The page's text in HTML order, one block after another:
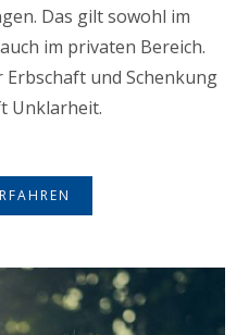
Das gilt sowohl im
im privaten Bereich.
Erbschaft und Schenkung
Unklarheit.